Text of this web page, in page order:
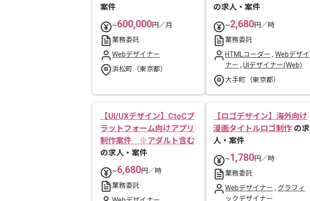
案件
~600,000円／月
業務委託
Webデザイナー
浜松町（東京都）
の求人・案件
~2,680円／時
業務委託
HTMLコーダー , Webデザイ
ナー , UIデザイナー(Web)
大手町（東京都）
【UI/UXデザイン】CtoCプ
ラットフォーム向けアプリ
制作案件 ※アダルト含む
の求人・案件
~6,680円／時
業務委託
【ロゴデザイン】海外向け
漫画タイトルロゴ制作 の求
人・案件
~1,780円／時
業務委託
Webデザイナー , グラフィ
ックデザイナー